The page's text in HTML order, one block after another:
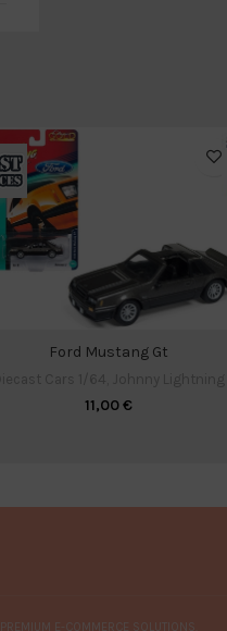
Ford Mustang Gt
11,00€
. PREMIUM E-COMMERCE SOLUTIONS.